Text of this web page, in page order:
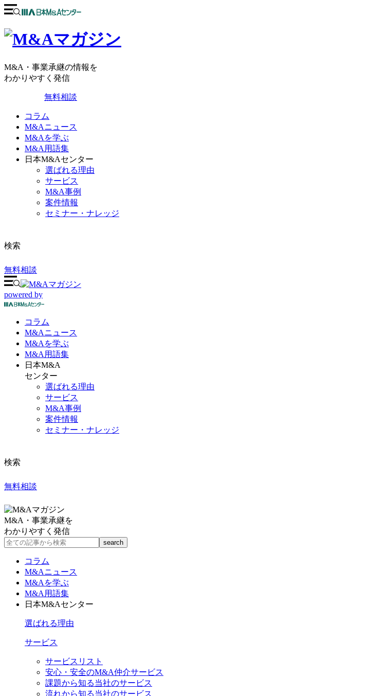
M&A・事業承継の情報を
わかりやすく発信
無料相談
コラム
M&Aニュース
M&Aを学ぶ
M&A用語集
日本M&Aセンター
選ばれる理由
サービス
M&A事例
案件情報
セミナー・ナレッジ
検索
無料相談
powered by
コラム
M&Aニュース
M&Aを学ぶ
M&A 用語集
日本M&A
センター
選ばれる理由
サービス
M&A事例
案件情報
セミナー・ナレッジ
検索
無料相談
M&A・事業承継を
わかりやすく発信
コラム
M&Aニュース
M&Aを学ぶ
M&A用語集
日本M&Aセンター
選ばれる理由
サービス
サービスリスト
安心・安全のM&A仲介サービス
課題から知る当社のサービス
流れから知る当社のサービス